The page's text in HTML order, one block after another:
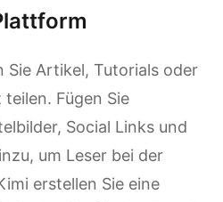
Sie Artikel, Tutorials oder
Fügen Sie
Social Links und
um Leser bei der
erstellen Sie eine